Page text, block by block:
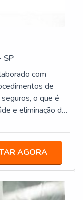
SP
com
de
o que é
e eliminação da
DO
em contato com
foi eficiente
isso é um
AGORA